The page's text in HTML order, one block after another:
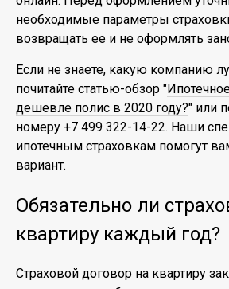
необходимые параметры
возвращать ее и не оформлять
Если не знаете, какую компанию
почитайте статью-обзор "
дешевле полис в 2020 году?" или
номеру +7 499 322-14-22. Наши
ипотечным страховкам помогут
вариант.
Обязательно ли
квартиру каждый год?
Страховой договор на квартиру